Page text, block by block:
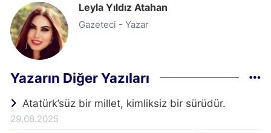
Leyla Yıldız Atahan
Gazeteci - Yazar
Yazarın Diğer Yazıları
Atatürk’süz bir millet, kimliksiz bir sürüdür.
29.08.2025